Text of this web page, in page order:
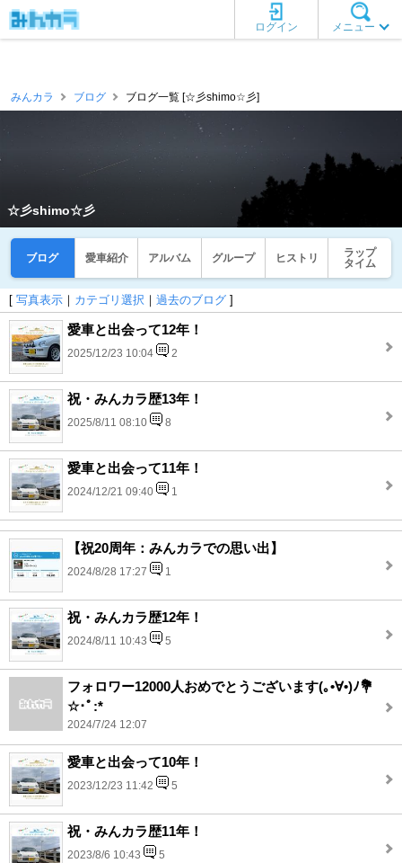
メニュー
ログイン
みんカラ ブログ ブログ一覧 [☆彡shimo☆彡]
☆彡shimo☆彡
ブログ 愛車紹介 アルバム グループ ヒストリ
ラップ
タイム
[ 写真表示 ｜ カテゴリ選択 ｜ 過去のブログ ]
愛車と出会って12年！
2025/12/23 10:04 2
祝・みんカラ歴13年！
2025/8/11 08:10 8
愛車と出会って11年！
2024/12/21 09:40 1
【祝20周年：みんカラでの思い出】
2024/8/28 17:27 1
祝・みんカラ歴12年！
2024/8/11 10:43 5
フォロワー12000人おめでとうございます(｡•∀•)ﾉ💐
☆･ﾟ:*
2024/7/24 12:07
愛車と出会って10年！
2023/12/23 11:42 5
祝・みんカラ歴11年！
2023/8/6 10:43 5